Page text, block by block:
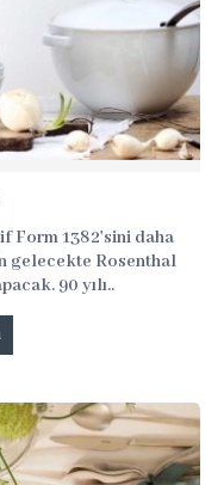
Form 1382'sini daha
gelecekte Rosenthal
90 yılı..